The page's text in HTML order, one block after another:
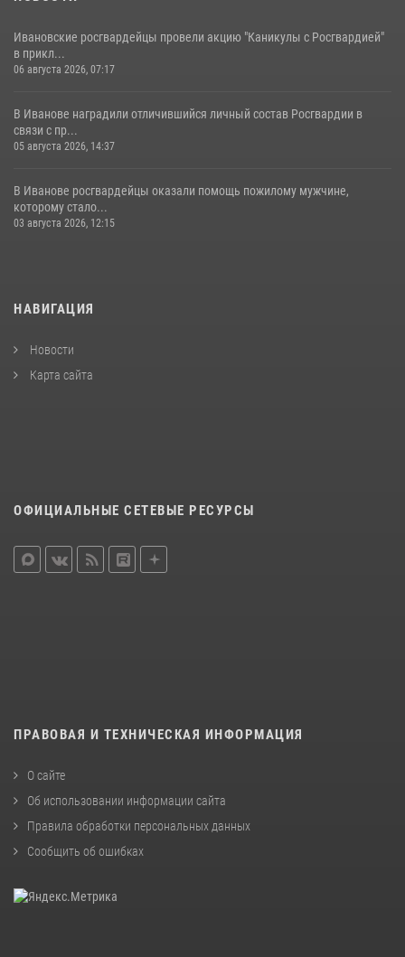
Ивановские росгвардейцы провели акцию "Каникулы с Росгвардией"
в прикл...
06 августа 2026, 07:17
В Иванове наградили отличившийся личный состав Росгвардии в
связи с пр...
05 августа 2026, 14:37
В Иванове росгвардейцы оказали помощь пожилому мужчине,
которому стало...
03 августа 2026, 12:15
НАВИГАЦИЯ
Новости
Карта сайта
ОФИЦИАЛЬНЫЕ СЕТЕВЫЕ РЕСУРСЫ
ПРАВОВАЯ И ТЕХНИЧЕСКАЯ ИНФОРМАЦИЯ
О сайте
Об использовании информации сайта
Правила обработки персональных данных
Сообщить об ошибках